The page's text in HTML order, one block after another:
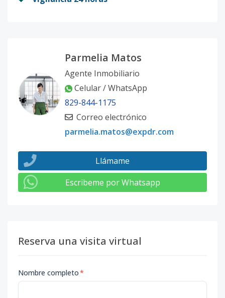
Parmelia Matos
Agente Inmobiliario
Celular / WhatsApp
829-844-1175
Correo electrónico
parmelia.matos@expdr.com
Llámame
Escribeme por Whatsapp
Reserva una visita virtual
Nombre completo*